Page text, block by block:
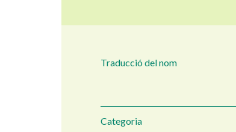
Traducció del nom
Categoria